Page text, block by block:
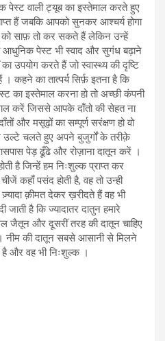
पेस्ट वाली ट्यूब का इस्तेमाल करते हुए
हैं जबकि आपको सुनकर आश्चर्य होगा
साफ़ तो कर सकते हैं लेकिन उन्हें
आधुनिक पेस्ट भी स्वाद और सुगंध बढ़ाने
उपयोग करते हैं जो स्वास्थ्य की दृष्टि
कहने का तात्पर्य सिर्फ़ इतना है कि
इस्तेमाल करना हो तो अच्छी कंपनी
करें जिससे आपके दाँतो की सेहत ना
और मसूढ़ों का सम्पूर्ण सरंक्षण हो वो
चलते हुए अपने बुजुर्गों के तरीक़े
पेड़ ढूँढे और रोज़ाना दातून करें ।
है जिन्हें हम निःशुल्क प्राप्त कर
कहाँ पसंद होती है, वह तो उन्ही
क़ीमत देकर ख़रीदते हैं वह भी
है कि ज्यादातर दातुन हमारे
जैतून और दूसरीं तरह की दातून चाहिए
नीम की दातून सबसे आसानी से मिलने
है और वह भी निःशुल्क ।